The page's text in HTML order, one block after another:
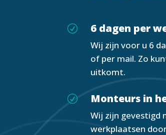
R 6 dagen per
Wij zijn voor u 6
of per mail. Zo
uitkomt.
R Monteurs in
Wij zijn gevestigd
werkplaatsen